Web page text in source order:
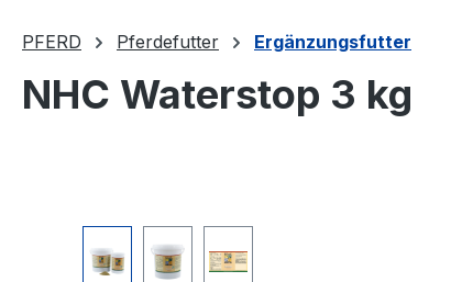
PFERD Pferdefutter Ergänzungsfutter
NHC Waterstop 3 kg